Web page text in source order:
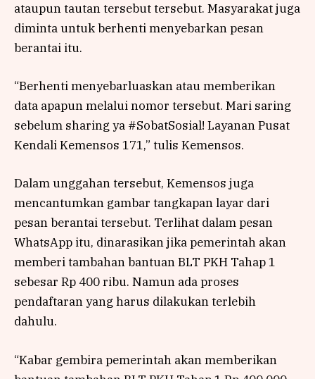
ataupun tautan tersebut tersebut. Masyarakat juga
diminta untuk berhenti menyebarkan pesan
berantai itu.
“Berhenti menyebarluaskan atau memberikan
data apapun melalui nomor tersebut. Mari saring
sebelum sharing ya #SobatSosial! Layanan Pusat
Kendali Kemensos 171,” tulis Kemensos.
Dalam unggahan tersebut, Kemensos juga
mencantumkan gambar tangkapan layar dari
pesan berantai tersebut. Terlihat dalam pesan
WhatsApp itu, dinarasikan jika pemerintah akan
memberi tambahan bantuan BLT PKH Tahap 1
sebesar Rp 400 ribu. Namun ada proses
pendaftaran yang harus dilakukan terlebih
dahulu.
“Kabar gembira pemerintah akan memberikan